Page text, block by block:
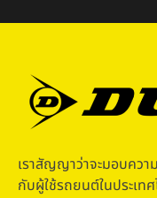
เราสัญญาว่าจะมอบคว
กับผู้ใช้รถยนต์ในประเท